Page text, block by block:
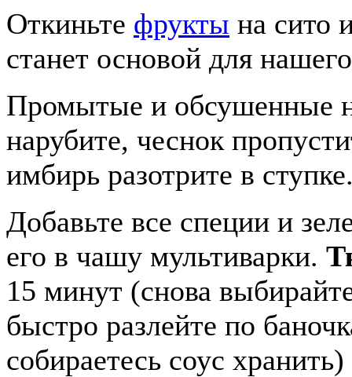
Откиньте фрукты на сито
станет основой для
Промытые и обсушенные
нарубите, чеснок
имбирь разотрите в
Добавьте все специи и
его в чашу мультиварки.
15 минут (снова
быстро разлейте по
собираетесь соус